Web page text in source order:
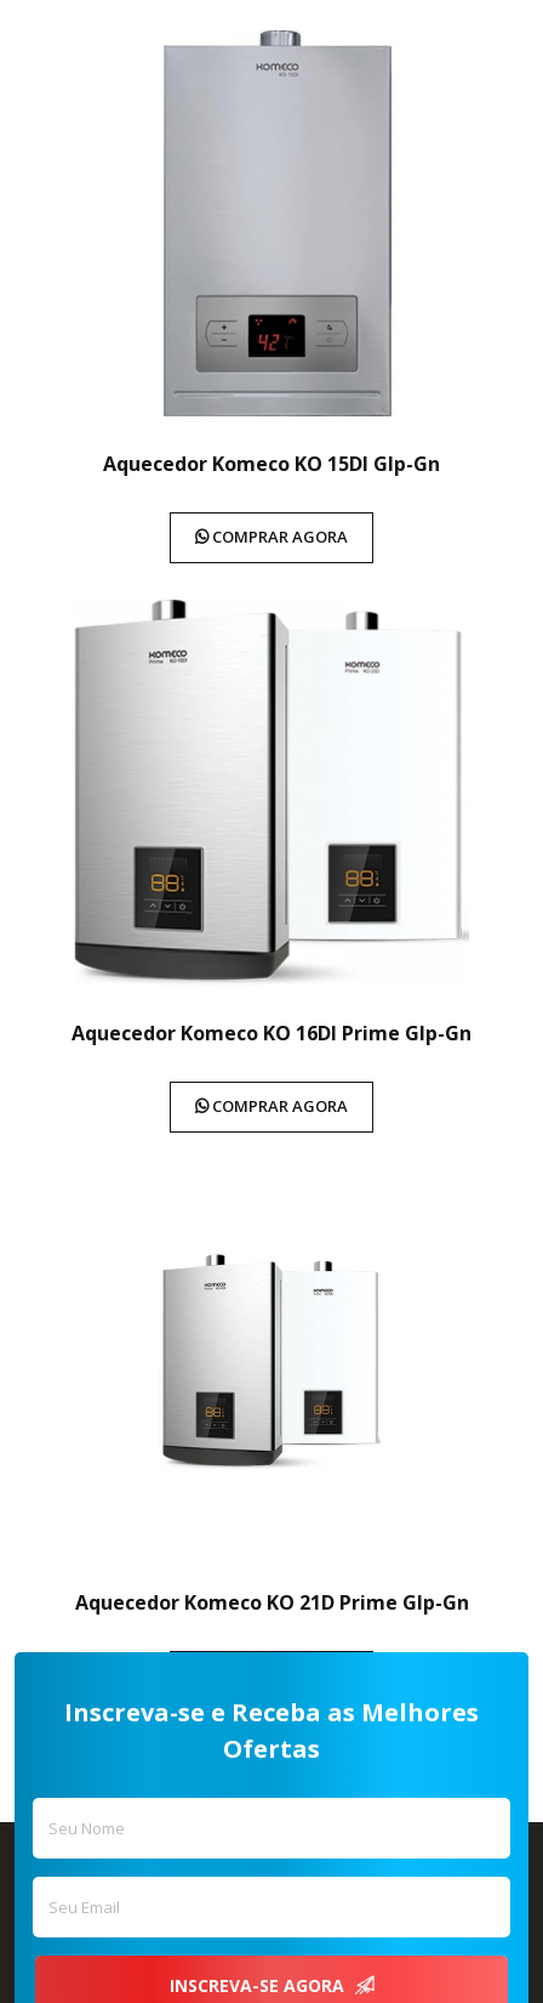
Aquecedor Komeco KO 15DI Glp-Gn
COMPRAR AGORA
Aquecedor Komeco KO 16DI Prime Glp-Gn
COMPRAR AGORA
Aquecedor Komeco KO 21D Prime Glp-Gn
Inscreva-se e Receba as Melhores
Ofertas
INSCREVA-SE AGORA